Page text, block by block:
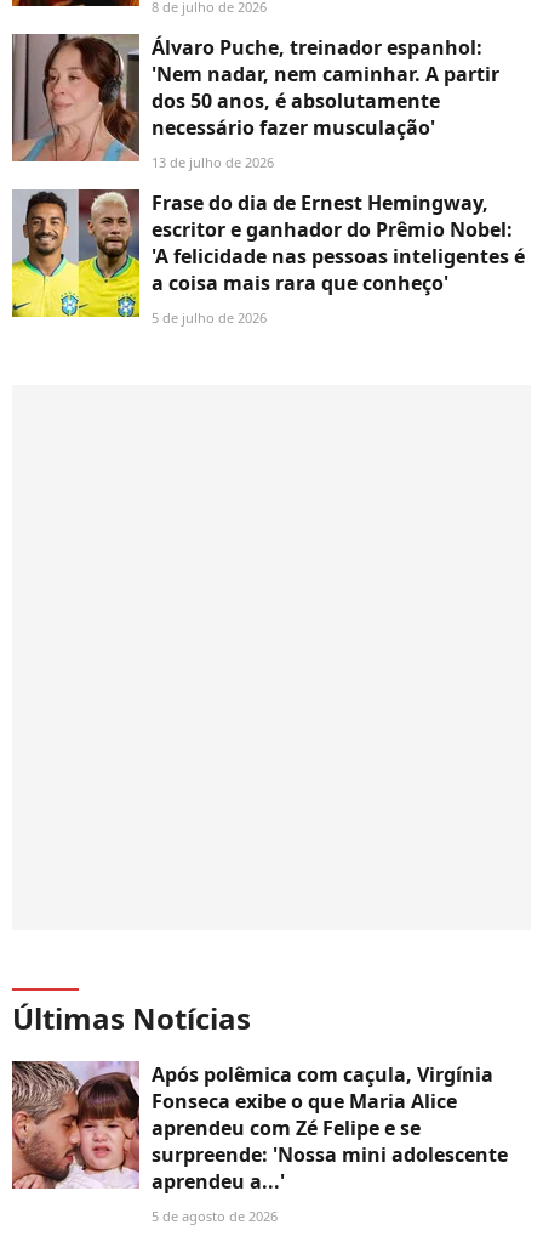
8 de julho de 2026
Álvaro Puche, treinador espanhol:
'Nem nadar, nem caminhar. A partir
dos 50 anos, é absolutamente
necessário fazer musculação'
13 de julho de 2026
Frase do dia de Ernest Hemingway,
escritor e ganhador do Prêmio Nobel:
'A felicidade nas pessoas inteligentes é
a coisa mais rara que conheço'
5 de julho de 2026
Últimas Notícias
Após polêmica com caçula, Virgínia
Fonseca exibe o que Maria Alice
aprendeu com Zé Felipe e se
surpreende: 'Nossa mini adolescente
aprendeu a...'
5 de agosto de 2026